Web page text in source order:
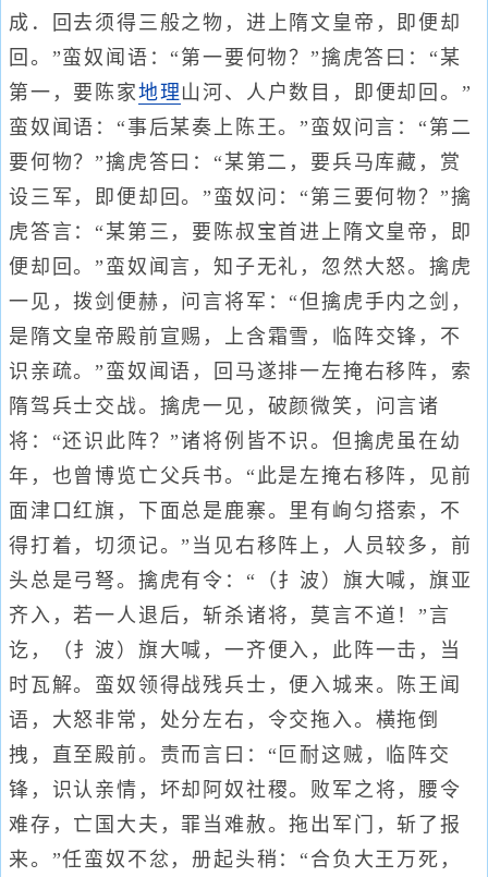
成．回去须得三般之物，进上隋文皇帝，即便却
回。”蛮奴闻语：“第一要何物？”擒虎答曰：“某
第一，要陈家地理山河、人户数目，即便却回。”
蛮奴闻语：“事后某奏上陈王。”蛮奴问言：“第二
要何物？”擒虎答曰：“某第二，要兵马库藏，赏
设三军，即便却回。”蛮奴问：“第三要何物？”擒
虎答言：“某第三，要陈叔宝首进上隋文皇帝，即
便却回。”蛮奴闻言，知子无礼，忽然大怒。擒虎
一见，拨剑便赫，问言将军：“但擒虎手内之剑，
是隋文皇帝殿前宣赐，上含霜雪，临阵交锋，不
识亲疏。”蛮奴闻语，回马遂排一左掩右移阵，索
隋驾兵士交战。擒虎一见，破颜微笑，问言诸
将：“还识此阵？”诸将例皆不识。但擒虎虽在幼
年，也曾博览亡父兵书。“此是左掩右移阵，见前
面津口红旗，下面总是鹿寨。里有峋匀搭索，不
得打着，切须记。”当见右移阵上，人员较多，前
头总是弓弩。擒虎有令：“（扌波）旗大喊，旗亚
齐入，若一人退后，斩杀诸将，莫言不道！”言
讫，（扌波）旗大喊，一齐便入，此阵一击，当
时瓦解。蛮奴领得战残兵士，便入城来。陈王闻
语，大怒非常，处分左右，令交拖入。横拖倒
拽，直至殿前。责而言曰：“叵耐这贼，临阵交
锋，识认亲情，坏却阿奴社稷。败军之将，腰令
难存，亡国大夫，罪当难赦。拖出军门，斩了报
来。”任蛮奴不忿，册起头稍：“合负大王万死，